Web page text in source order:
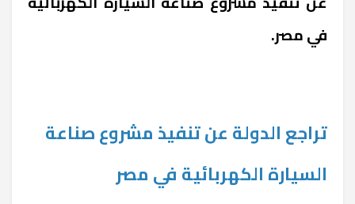
في مصر.
تراجع الدولة عن تنفيذ مشروع صناعة
السيارة الكهربائية في مصر